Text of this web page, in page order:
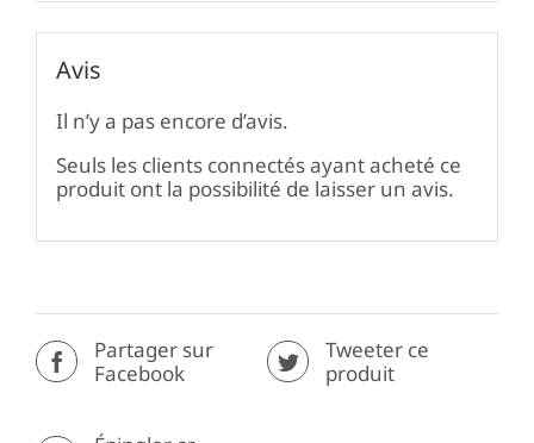
Avis
Il n’y a pas encore d’avis.
Seuls les clients connectés ayant acheté ce
produit ont la possibilité de laisser un avis.
Partager sur
Facebook
Tweeter ce
produit